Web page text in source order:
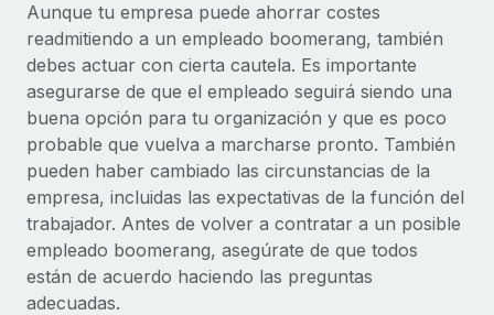
y cumplimiento normativo.
Comprobaciones de antecedentes
Simplifica los procesos de cribado de candidatos.
Cumplimiento normativo
Adelántate a los riesgos de cumplimiento
normativo.
Gestión de dispositivos
Proporciona dispositivos tecnológicos y contrólalos
en todo el mundo.
Colaboración estratégica de Reverse Tech con
Remote para gestionar a autónomos y las
nóminas
Reverse Tech en resumen La startup de salud y bienestar
Reverse Tech se asoció con Remote para...
Más información
Cómo el personal de Weaviate, empresa
pionera en IA, ha crecido un 120 % con Remote
BLOG
Nómina global
EOR y PEO
Contractor Management
Impuestos
Explora el blog
Aunque tu empresa puede ahorrar costes
readmitiendo a un empleado boomerang, también
debes actuar con cierta cautela. Es importante
asegurarse de que el empleado seguirá siendo una
buena opción para tu organización y que es poco
probable que vuelva a marcharse pronto. También
pueden haber cambiado las circunstancias de la
empresa, incluidas las expectativas de la función del
trabajador. Antes de volver a contratar a un posible
empleado boomerang, asegúrate de que todos
están de acuerdo haciendo las preguntas
adecuadas.